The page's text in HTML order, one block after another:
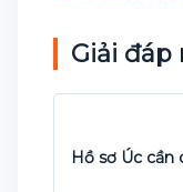
Giải đáp
Hồ sơ Úc cần